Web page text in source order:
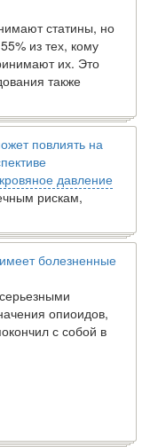
статины, но
из тех, кому
их. Это
также
повлиять на
кровяное давление
рискам,
болезненные
опиоидов,
с собой в